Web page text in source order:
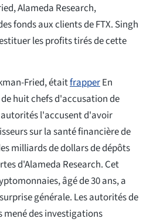
Alameda Research,
fonds aux clients de FTX. Singh
les profits tirés de cette
Fried, étaitfrapperEn
huit chefs d'accusation de
l'accusent d'avoir
sur la santé financière de
milliards de dollars de dépôts
d'Alameda Research. Cet
âgé de 30 ans, a
générale. Les autorités de
des investigations